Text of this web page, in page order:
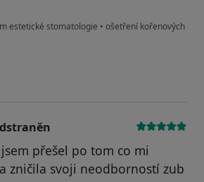
estetické stomatologie • ošetření kořenových
přešel po tom co mi
zničila svoji neodborností zub